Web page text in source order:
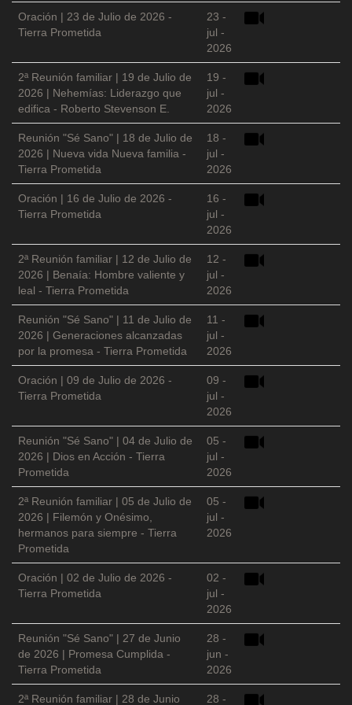
Oración | 23 de Julio de 2026 -
Tierra Prometida
23 -
jul -
2026
2ª Reunión familiar | 19 de Julio de
2026 | Nehemías: Liderazgo que
edifica - Roberto Stevenson E.
19 -
jul -
2026
Reunión "Sé Sano" | 18 de Julio de
2026 | Nueva vida Nueva familia -
Tierra Prometida
18 -
jul -
2026
Oración | 16 de Julio de 2026 -
Tierra Prometida
16 -
jul -
2026
2ª Reunión familiar | 12 de Julio de
2026 | Benaía: Hombre valiente y
leal - Tierra Prometida
12 -
jul -
2026
Reunión "Sé Sano" | 11 de Julio de
2026 | Generaciones alcanzadas
por la promesa - Tierra Prometida
11 -
jul -
2026
Oración | 09 de Julio de 2026 -
Tierra Prometida
09 -
jul -
2026
Reunión "Sé Sano" | 04 de Julio de
2026 | Dios en Acción - Tierra
Prometida
05 -
jul -
2026
2ª Reunión familiar | 05 de Julio de
2026 | Filemón y Onésimo,
hermanos para siempre - Tierra
Prometida
05 -
jul -
2026
Oración | 02 de Julio de 2026 -
Tierra Prometida
02 -
jul -
2026
Reunión "Sé Sano" | 27 de Junio
de 2026 | Promesa Cumplida -
Tierra Prometida
28 -
jun -
2026
2ª Reunión familiar | 28 de Junio 28 -